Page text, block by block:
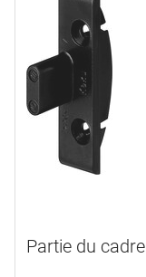
Partie du